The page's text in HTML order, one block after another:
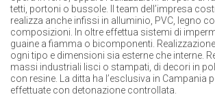
tetti, portoni o bussole. Il team dell’impresa
realizza anche infissi in alluminio, PVC, legno
composizioni. In oltre effettua sistemi di
guaine a fiamma o bicomponenti.
ogni tipo e dimensioni sia esterne che interne.
massi industriali lisci o stampati, di decori in
con resine. La ditta ha l’esclusiva in Campania
effettuate con detonazione controllata.